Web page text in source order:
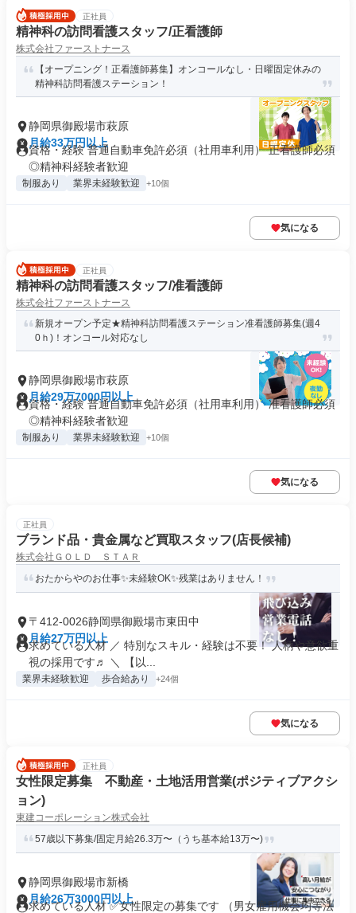
正社員
精神科の訪問看護スタッフ/正看護師
株式会社ファーストナース
【オープニング！正看護師募集】オンコールなし・日曜固定休みの
精神科訪問看護ステーション！
静岡県御殿場市萩原
月給33万円以上
資格・経験 普通自動車免許必須（社用車利用） 正看護師必須
◎精神科経験者歓迎
制服あり 業界未経験歓迎 +10個
気になる
正社員
精神科の訪問看護スタッフ/准看護師
株式会社ファーストナース
新規オープン予定★精神科訪問看護ステーション准看護師募集(週4
0ｈ)！オンコール対応なし
静岡県御殿場市萩原
月給29万7000円以上
資格・経験 普通自動車免許必須（社用車利用） 准看護師必須
◎精神科経験者歓迎
制服あり 業界未経験歓迎 +10個
気になる
正社員
ブランド品・貴金属など買取スタッフ(店長候補)
株式会社ＧＯＬＤ ＳＴＡＲ
おたからやのお仕事✨未経験OK✨残業はありません！
〒412-0026静岡県御殿場市東田中
月給27万円以上
求めている人材 ／ 特別なスキル・経験は不要！ 人柄や意欲重
視の採用です♬ ＼ 【以...
業界未経験歓迎 歩合給あり +24個
気になる
正社員
女性限定募集 不動産・土地活用営業(ポジティブアクシ
ョン)
東建コーポレーション株式会社
57歳以下募集/固定月給26.3万〜（うち基本給13万〜)
静岡県御殿場市新橋
月給26万3000円以上
求めている人材 ✅女性限定の募集です （男女雇用機会均等法